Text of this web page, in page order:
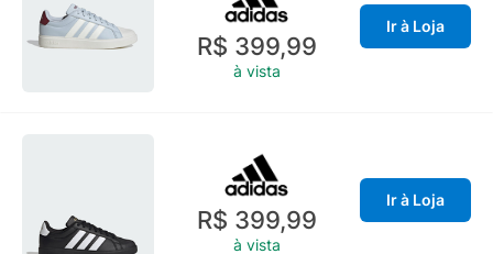
R$ 399,99
à vista
Ir à Loja
R$ 399,99
à vista
Ir à Loja